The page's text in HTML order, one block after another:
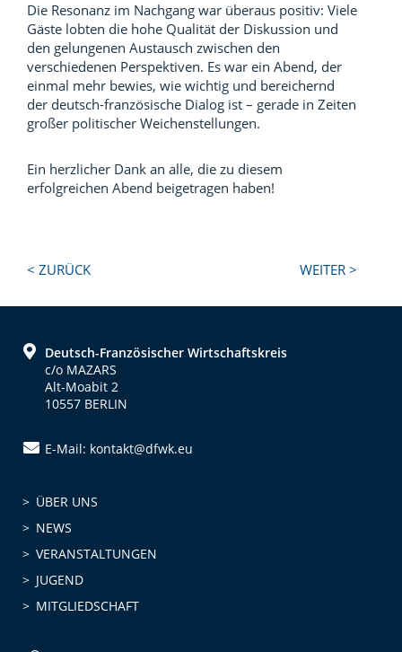
Die Resonanz im Nachgang war überaus positiv: Viele
Gäste lobten die hohe Qualität der Diskussion und
den gelungenen Austausch zwischen den
verschiedenen Perspektiven. Es war ein Abend, der
einmal mehr bewies, wie wichtig und bereichernd
der deutsch-französische Dialog ist – gerade in Zeiten
großer politischer Weichenstellungen.
Ein herzlicher Dank an alle, die zu diesem
erfolgreichen Abend beigetragen haben!
Next
< ZURÜCK WEITER >
FooterDeutsch-Französischer Wirtschaftskreis
c/o MAZARS
Alt-Moabit 2
10557 BERLIN
E-Mail: kontakt@dfwk.eu
ÜBER UNS
NEWS
VERANSTALTUNGEN
JUGEND
MITGLIEDSCHAFT